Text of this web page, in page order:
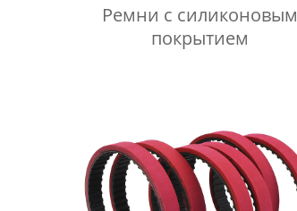
Ремни с силиконовым
покрытием